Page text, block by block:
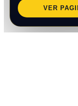
VER